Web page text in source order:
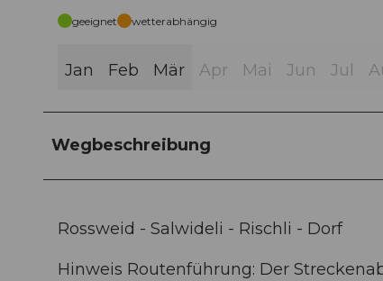
geeignet wetterabhängig
Jan Feb Mär Apr Mai Jun Jul
Wegbeschreibung
Rossweid - Salwideli - Rischli - Dorf
Hinweis Routenführung: Der